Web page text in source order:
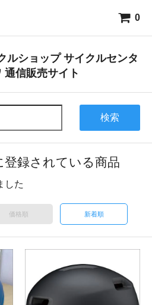
0
ルショップ サイクルセンタ
通信販売サイト
検索
登録されている商品
した
価格順 新着順